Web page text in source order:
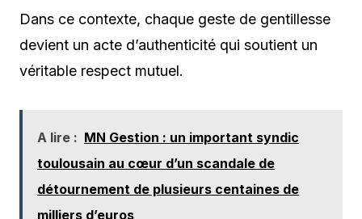
Dans ce contexte, chaque geste de gentillesse
devient un acte d’authenticité qui soutient un
véritable respect mutuel.
A lire : MN Gestion : un important syndic
toulousain au cœur d’un scandale de
détournement de plusieurs centaines de
milliers d’euros